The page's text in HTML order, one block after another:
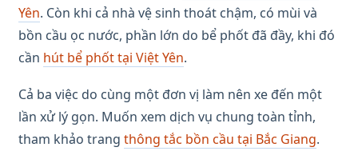
Yên. Còn khi cả nhà vệ sinh thoát chậm, có mùi và
bồn cầu ọc nước, phần lớn do bể phốt đã đầy, khi đó
cần hút bể phốt tại Việt Yên.
Cả ba việc do cùng một đơn vị làm nên xe đến một
lần xử lý gọn. Muốn xem dịch vụ chung toàn tỉnh,
tham khảo trang thông tắc bồn cầu tại Bắc Giang.